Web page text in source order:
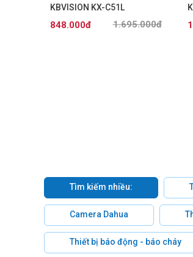
KBVISION KX-C51L
1.695.000đ
848.000đ
Tìm kiếm nhiều:
Camera Dahua
Thiết bị báo động - báo cháy